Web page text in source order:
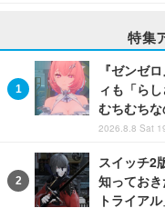
特集
『ゼンゼ
ィも「ら
むちむちな
2026.8.8 Sat
スイッチ2
知ってお
トライア